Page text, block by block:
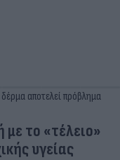
το «τέλειο»
υγείας